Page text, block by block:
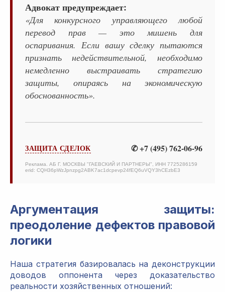
Адвокат предупреждает:
«Для конкурсного управляющего любой
перевод прав — это мишень для
оспаривания. Если вашу сделку пытаются
признать недействительной, необходимо
немедленно выстраивать стратегию
защиты, опираясь на экономическую
обоснованность».
ЗАЩИТА СДЕЛОК ✆ +7 (495) 762-06-96
Реклама. АБ Г. МОСКВЫ "ГАЕВСКИЙ И ПАРТНЕРЫ", ИНН 7725286159
erid: CQH36pWzJpnzpg2ABK7ac1dcpevp24fEQ6uVQY3hCEzbE3
Аргументация защиты:
преодоление дефектов правовой
логики
Наша стратегия базировалась на деконструкции
доводов оппонента через доказательство
реальности хозяйственных отношений: